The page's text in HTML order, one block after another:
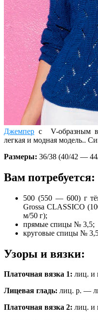
Джемпер с V-образным
легкая и модная модель..
Размеры: 36/38 (40/42 —
Вам потребуется:
500 (550 — 600) г
Grossa CLASSICO
м/50 г);
прямые спицы № 3,5;
круговые спицы №
Узоры и вязки:
Платочная вязка 1: лиц. и
Лицевая гладь: лиц. р. —
Платочная вязка 2: лиц. и